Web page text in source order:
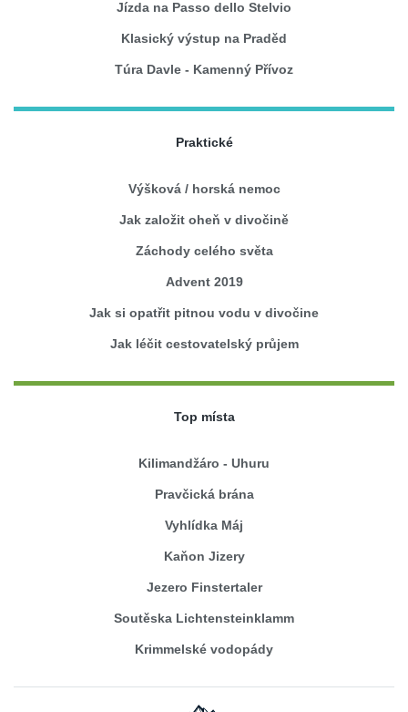
Jízda na Passo dello Stelvio
Klasický výstup na Praděd
Túra Davle - Kamenný Přívoz
Praktické
Výšková / horská nemoc
Jak založit oheň v divočině
Záchody celého světa
Advent 2019
Jak si opatřit pitnou vodu v divočine
Jak léčit cestovatelský průjem
Top místa
Kilimandžáro - Uhuru
Pravčická brána
Vyhlídka Máj
Kaňon Jizery
Jezero Finstertaler
Soutěska Lichtensteinklamm
Krimmelské vodopády